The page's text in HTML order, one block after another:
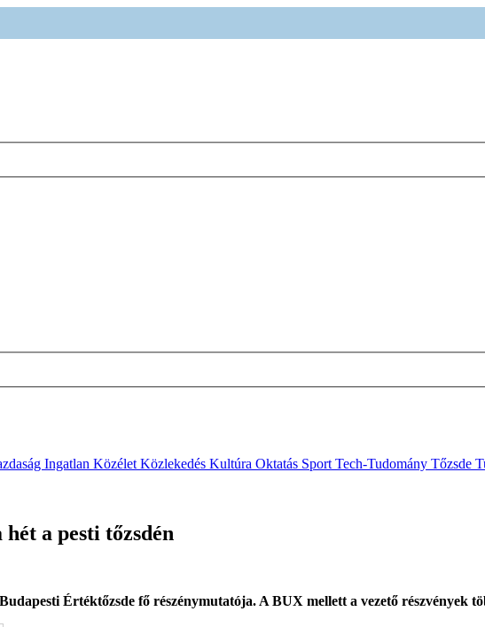
Ingatlan Közélet Közlekedés Kultúra Oktatás Sport Tech-Tudomány Tőzsde
a pesti tőzsdén
Értéktőzsde fő részénymutatója. A BUX mellett a vezető részvények